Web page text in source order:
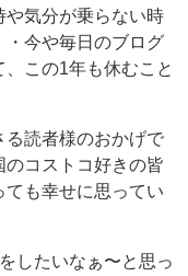
や気分が乗らない時
・今や毎日のブログ
この1年も休むこと
る読者様のおかげで
コストコ好きの皆
ても幸せに思ってい
したいなぁ〜と思っ